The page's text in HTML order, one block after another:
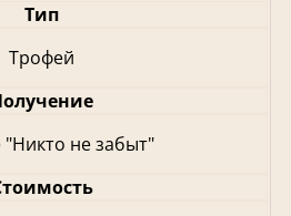
Тип
Трофей
"Никто не забыт"